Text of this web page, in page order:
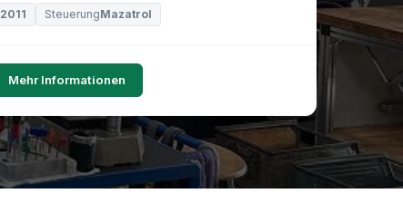
2011 SteuerungMazatrol
Mehr Informationen Mehr